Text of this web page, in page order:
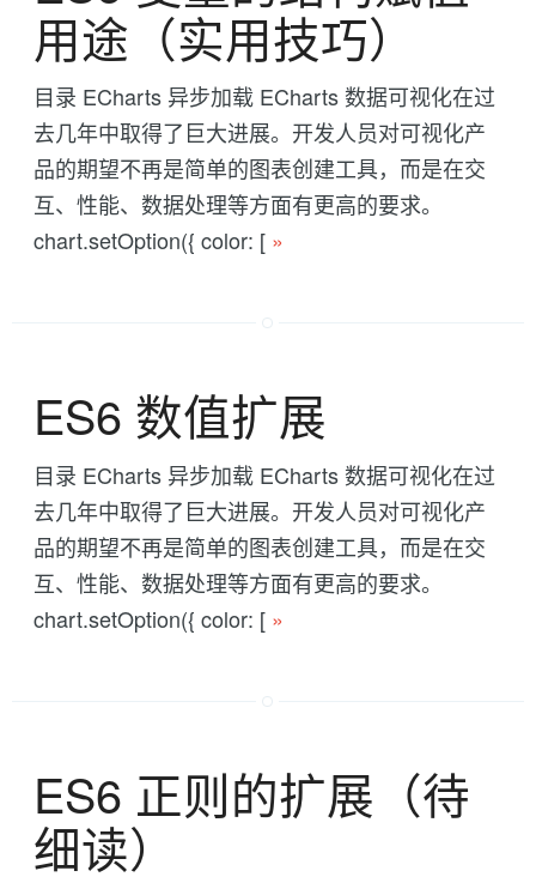
用途（实用技巧）
目录 ECharts 异步加载 ECharts 数据可视化在过
去几年中取得了巨大进展。开发人员对可视化产
品的期望不再是简单的图表创建工具，而是在交
互、性能、数据处理等方面有更高的要求。
chart.setOption({ color: [ »
ES6 数值扩展
目录 ECharts 异步加载 ECharts 数据可视化在过
去几年中取得了巨大进展。开发人员对可视化产
品的期望不再是简单的图表创建工具，而是在交
互、性能、数据处理等方面有更高的要求。
chart.setOption({ color: [ »
ES6 正则的扩展（待
细读）